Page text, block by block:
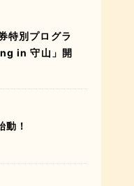
特別プログラ
in 守山」開
！